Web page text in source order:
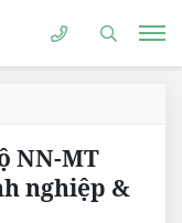
NN-MT
nghiệp &